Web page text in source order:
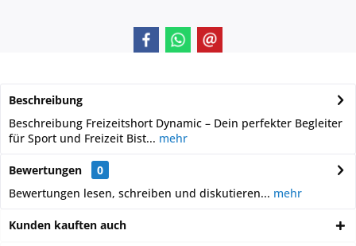
Beschreibung
Beschreibung Freizeitshort Dynamic – Dein perfekter Begleiter
für Sport und Freizeit Bist... mehr
Bewertungen
0
Bewertungen lesen, schreiben und diskutieren... mehr
Kunden kauften auch